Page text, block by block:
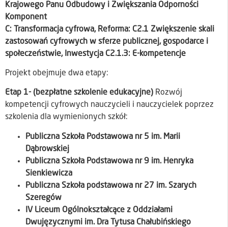
Krajowego Panu Odbudowy i Zwiększania Odporności
Komponent
C: Transformacja cyfrowa, Reforma: C2.1 Zwiększenie skali
zastosowań cyfrowych w sferze publicznej, gospodarce i
społeczeństwie, Inwestycja C2.1.3: E-kompetencje
Projekt obejmuje dwa etapy:
Etap 1- (bezpłatne szkolenie edukacyjne) Rozwój
kompetencji cyfrowych nauczycieli i nauczycielek poprzez
szkolenia dla wymienionych szkół:
Publiczna Szkoła Podstawowa nr 5 im. Marii
Dąbrowskiej
Publiczna Szkoła Podstawowa nr 9 im. Henryka
Sienkiewicza
Publiczna Szkoła podstawowa nr 27 im. Szarych
Szeregów
IV Liceum Ogólnokształcące z Oddziałami
Dwujęzycznymi im. Dra Tytusa Chałubińskiego